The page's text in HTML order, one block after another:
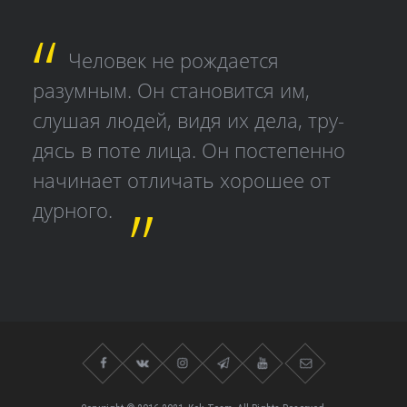
Человек не рождается
разумным. Он становится им,
слушая людей, видя их дела, тру­
дясь в поте лица. Он постепенно
начинает отличать хорошее от
дурного.